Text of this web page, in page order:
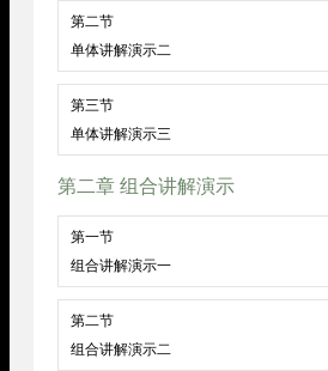
第二节
单体讲解演示二
第三节
单体讲解演示三
第二章 组合讲解演示
第一节
组合讲解演示一
第二节
组合讲解演示二